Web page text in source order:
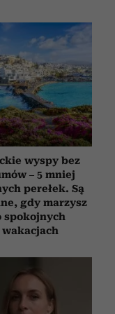
wyspy bez
– 5 mniej
perełek. Są
gdy marzysz
spokojnych
wakacjach